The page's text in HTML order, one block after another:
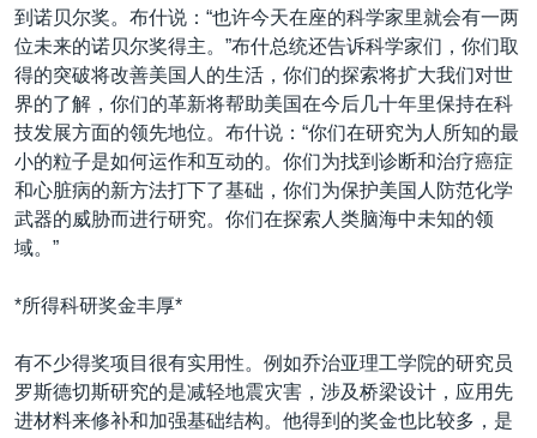
关注西藏
关注新疆
GEN Z 看美国
到诺贝尔奖。布什说：“也许今天在座的科学家里就会有一两
位未来的诺贝尔奖得主。”布什总统还告诉科学家们，你们取
得的突破将改善美国人的生活，你们的探索将扩大我们对世
界的了解，你们的革新将帮助美国在今后几十年里保持在科
技发展方面的领先地位。布什说：“你们在研究为人所知的最
小的粒子是如何运作和互动的。你们为找到诊断和治疗癌症
和心脏病的新方法打下了基础，你们为保护美国人防范化学
武器的威胁而进行研究。你们在探索人类脑海中未知的领
域。”
*所得科研奖金丰厚*
有不少得奖项目很有实用性。例如乔治亚理工学院的研究员
罗斯德切斯研究的是减轻地震灾害，涉及桥梁设计，应用先
进材料来修补和加强基础结构。他得到的奖金也比较多，是